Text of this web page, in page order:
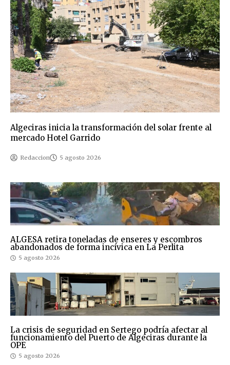
Algeciras inicia la transformación del solar frente al
mercado Hotel Garrido
Redaccion 5 agosto 2026
ALGESA retira toneladas de enseres y escombros
abandonados de forma incívica en La Perlita
5 agosto 2026
La crisis de seguridad en Sertego podría afectar al
funcionamiento del Puerto de Algeciras durante la
OPE
5 agosto 2026